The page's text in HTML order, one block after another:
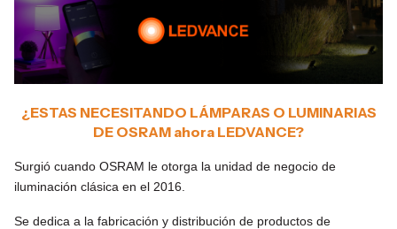
¿ESTAS NECESITANDO LÁMPARAS O LUMINARIAS
DE OSRAM ahora LEDVANCE?
Surgió cuando OSRAM le otorga la unidad de negocio de
iluminación clásica en el 2016.
Se dedica a la fabricación y distribución de productos de